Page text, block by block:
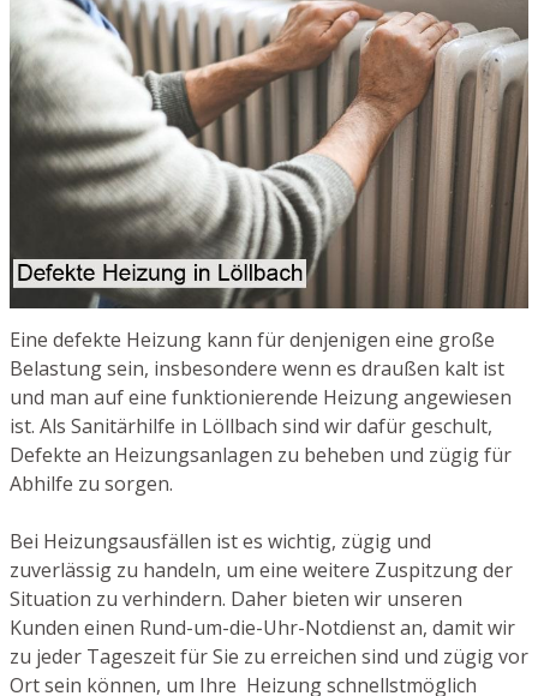
Eine defekte Heizung kann für denjenigen eine große
Belastung sein, insbesondere wenn es draußen kalt ist
und man auf eine funktionierende Heizung angewiesen
ist. Als Sanitärhilfe in Löllbach sind wir dafür geschult,
Defekte an Heizungsanlagen zu beheben und zügig für
Abhilfe zu sorgen.
Bei Heizungsausfällen ist es wichtig, zügig und
zuverlässig zu handeln, um eine weitere Zuspitzung der
Situation zu verhindern. Daher bieten wir unseren
Kunden einen Rund-um-die-Uhr-Notdienst an, damit wir
zu jeder Tageszeit für Sie zu erreichen sind und zügig vor
Ort sein können, um Ihre Heizung schnellstmöglich